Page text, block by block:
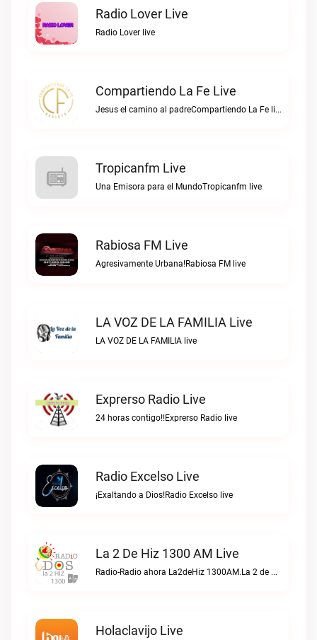
Radio Lover Live
Radio Lover live
Compartiendo La Fe Live
Jesus el camino al padreCompartiendo La Fe live
Tropicanfm Live
Una Emisora para el MundoTropicanfm live
Rabiosa FM Live
Agresivamente Urbana!Rabiosa FM live
LA VOZ DE LA FAMILIA Live
LA VOZ DE LA FAMILIA live
Exprerso Radio Live
24 horas contigo!!Exprerso Radio live
Radio Excelso Live
¡Exaltando a Dios!Radio Excelso live
La 2 De Hiz 1300 AM Live
Radio-Radio ahora La2deHiz 1300AM.La 2 de Hiz 1300 AM live
Holaclavijo Live